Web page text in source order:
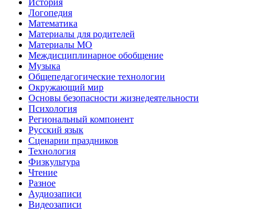
Логопедия
Математика
Материалы для родителей
Материалы МО
Междисциплинарное обобщение
Музыка
Общепедагогические технологии
Окружающий мир
Основы безопасности жизнедеятельности
Психология
Региональный компонент
Русский язык
Сценарии праздников
Технология
Физкультура
Чтение
Разное
Аудиозаписи
Видеозаписи